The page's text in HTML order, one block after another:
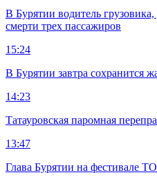
В Бурятии водитель
смерти трех пассажиров
15:24
В Бурятии завтра сохранится
14:23
Татауровская паромная
13:47
Глава Бурятии на фестивале